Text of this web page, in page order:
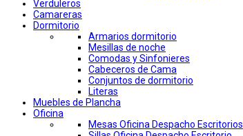
Verduleros
Camareras
Dormitorio
Armarios dormitorio
Mesillas de noche
Comodas y Sinfonieres
Cabeceros de Cama
Conjuntos de dormitorio
Literas
Muebles de Plancha
Oficina
Mesas Oficina Despacho Escritorios